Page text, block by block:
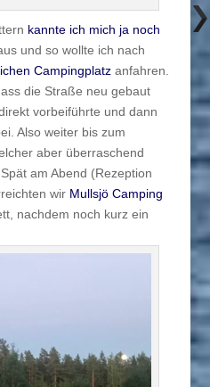
kannte ich mich ja noch
und so wollte ich nach
Campingplatzanfahren.
die Straße neu gebaut
vorbeiführte und dann
Also weiter bis zum
aber überraschend
am Abend (Rezeption
wir Mullsjö Camping
nachdem noch kurz ein